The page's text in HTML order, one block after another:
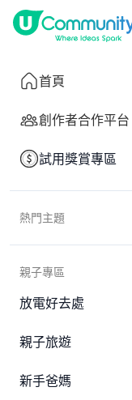
首頁
創作者合作平台
試用獎賞專區
熱門主題
親子專區
放電好去處
親子旅遊
新手爸媽